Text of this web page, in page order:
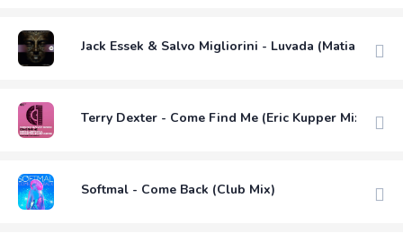
Jack Essek & Salvo Migliorini - Luvada (Matias
Terry Dexter - Come Find Me (Eric Kupper Mix)
Softmal - Come Back (Club Mix)